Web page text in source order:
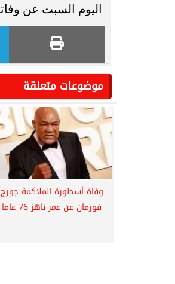
اليوم السبت عن
موضوعات متعلقة
وفاة أسطورة الملاكمة جورج
فورمان عن عمر ناهز 76 عاما